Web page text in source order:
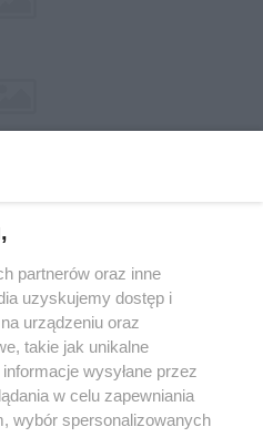
nie może być powielany i
w jakikolwiek sposób (w
na jakimkolwiek polu
włącznie z umieszczaniem w
praw. Jakiekolwiek użycie lub
w części z naruszeniem prawa,
pod groźbą kary i może być
partnerów oraz inne
uzyskujemy dostęp i
urządzeniu oraz
takie jak unikalne
wysyłane przez
w celu zapewniania
wybór spersonalizowanych